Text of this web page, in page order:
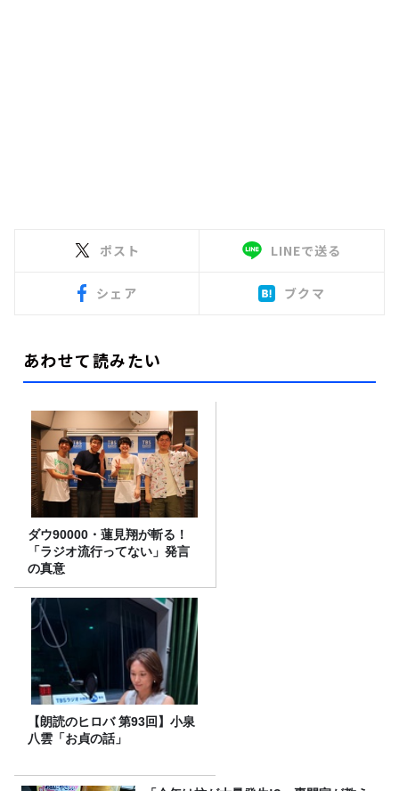
ポスト LINEで送る
シェア ブクマ
あわせて読みたい
ダウ90000・蓮見翔が斬る！
「ラジオ流行ってない」発言
の真意
【朗読のヒロバ 第93回】小泉
八雲「お貞の話」